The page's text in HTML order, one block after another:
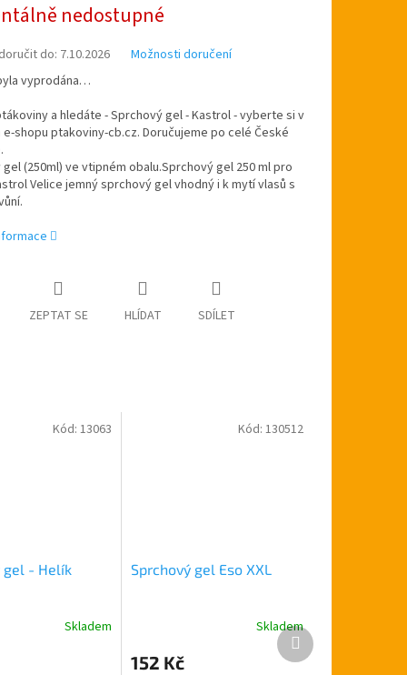
nedostupné
do: 7.10.2026
Možnosti doručení
vyprodána…
a hledáte - Sprchový gel - Kastrol - vyberte si v
shopu ptakoviny-cb.cz. Doručujeme po celé České
(250ml) ve vtipném obalu.Sprchový gel 250 ml pro
Velice jemný sprchový gel vhodný i k mytí vlasů s
ZEPTAT SE HLÍDAT SDÍLET
gel - Helík
Skladem
Kód:13063
Sprchový gel Eso XXL
produktu
Skladem
152 Kč
Kód: 130512
Další
produkt